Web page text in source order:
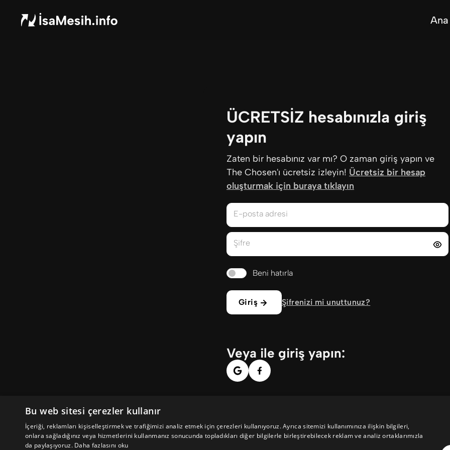
ÜCRETSİZ hesabınızla giriş
yapın
Zaten bir hesabınız var mı? O zaman giriş yapın ve
The Chosen'ı ücretsiz izleyin! Ücretsiz bir hesap
oluşturmak için buraya tıklayın
E-posta adresi
Şifre
Beni hatırla
Giriş Şifrenizi mi unuttunuz?
Veya ile giriş yapın:
Bu web sitesi çerezler kullanır
İçeriği, reklamları kişiselleştirmek ve trafiğimizi analiz etmek için çerezleri kullanıyoruz. Ayrıca sitemizi kullanımınıza ilişkin bilgileri,
onlara sağladığınız veya hizmetlerini kullanmanız sonucunda topladıkları diğer bilgilerle birleştirebilecek reklam ve analiz ortaklarımızla
da paylaşıyoruz. Daha fazlasını oku